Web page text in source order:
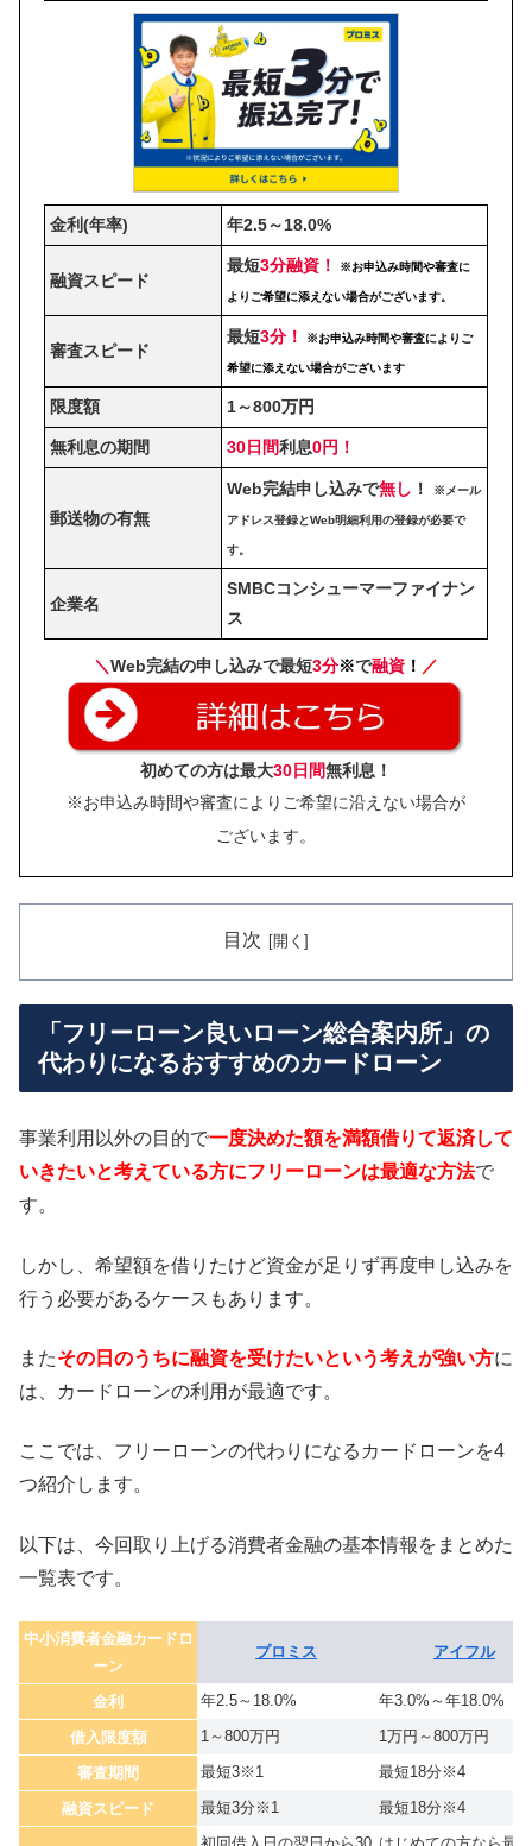
金利(年率) 年2.5～18.0%
融資スピード
最短3分融資！ ※お申込み時間や審査に
よりご希望に添えない場合がございます。
審査スピード
最短3分！ ※お申込み時間や審査によりご
希望に添えない場合がございます
限度額 1～800万円
無利息の期間 30日間利息0円！
郵送物の有無
Web完結申し込みで無し ！ ※メール
アドレス登録とWeb明細利用の登録が必要で
す。
企業名
SMBCコンシューマーファイナン
ス
＼Web完結の申し込みで最短3分※で融資 ！ ／
初めての方は最大30日間無利息！
※お申込み時間や審査によりご希望に沿えない場合が
ございます。
目次
「フリーローン良いローン総合案内所」の
代わりになるおすすめのカードローン
事業利用以外の目的で一度決めた額を満額借りて返済して
いきたいと考えている方にフリーローンは最適な方法で
す。
しかし、希望額を借りたけど資金が足りず再度申し込みを
行う必要があるケースもあります。
またその日のうちに融資を受けたいという考えが強い方に
は、カードローンの利用が最適です。
ここでは、フリーローンの代わりになるカードローンを4
つ紹介します。
以下は、今回取り上げる消費者金融の基本情報をまとめた
一覧表です。
中小消費者金融カードロ
ーン
プロミス アイフル
金利 年2.5～18.0% 年3.0%～年18.0%
借入限度額 1～800万円 1万円～800万円
審査期間 最短3※1 最短18分※4
融資スピード 最短3分※1 最短18分※4